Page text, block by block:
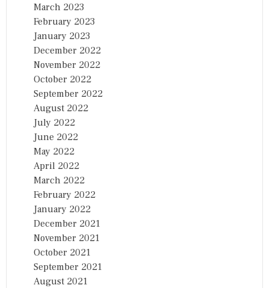
March 2023
February 2023
January 2023
December 2022
November 2022
October 2022
September 2022
August 2022
July 2022
June 2022
May 2022
April 2022
March 2022
February 2022
January 2022
December 2021
November 2021
October 2021
September 2021
August 2021